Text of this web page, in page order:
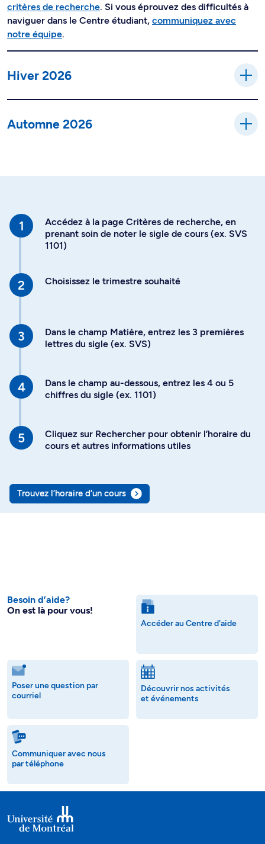
critères de recherche. Si vous éprouvez des difficultés à
naviguer dans le Centre étudiant, communiquez avec
notre équipe.
Hiver 2026
Automne 2026
Accédez à la page Critères de recherche, en
prenant soin de noter le sigle de cours (ex. SVS
1101)
Choisissez le trimestre souhaité
Dans le champ Matière, entrez les 3 premières
lettres du sigle (ex. SVS)
Dans le champ au-dessous, entrez les 4 ou 5
chiffres du sigle (ex. 1101)
Cliquez sur Rechercher pour obtenir l’horaire du
cours et autres informations utiles
Trouvez l’horaire d’un cours
Besoin d’aide?
On est là pour vous!
Accéder au Centre d'aide
Poser une question par
courriel
Découvrir nos activités
et événements
Communiquer avec nous
par téléphone